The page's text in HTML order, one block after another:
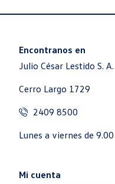
Encontranos en
Julio César Lestido S. A.
Cerro Largo 1729
2409 8500
Lunes a viernes de
Mi cuenta